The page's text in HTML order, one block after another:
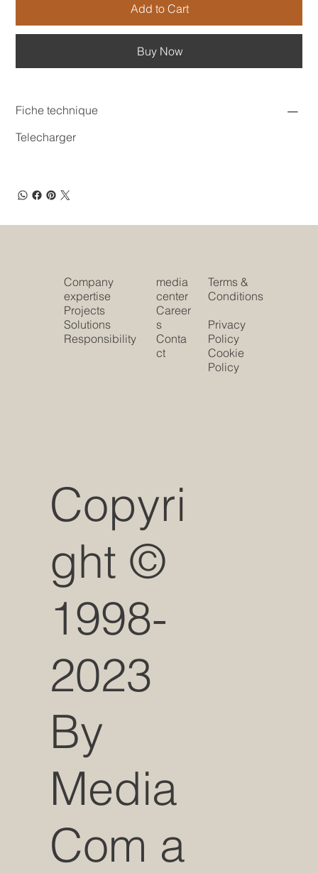
Add to Cart
Buy Now
Fiche technique
Telecharger
Copyri
ght ©
1998-
2023
By
Media
Com a
Company
expertise
Projects
Solutions
Responsibility
media
center
Career
s
Conta
ct
Terms &
Conditions
Privacy
Policy
Cookie
Policy